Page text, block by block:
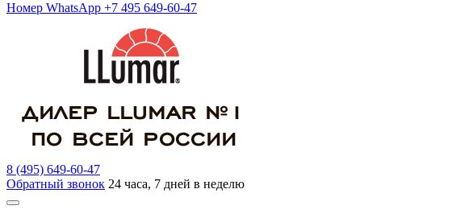
Номер WhatsApp +7 495 649-60-47
8 (495) 649-60-47
Обратный звонок 24 часа, 7 дней в неделю